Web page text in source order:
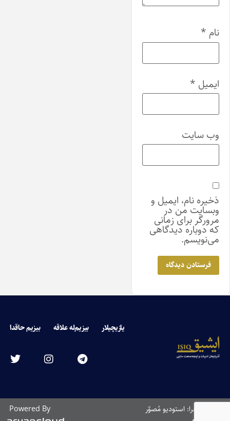
نام *
ایمیل *
وب‌ سایت
ذخیره نام، ایمیل و
وبسایت من در
مرورگر برای زمانی
که دوباره دیدگاهی
می‌نویسم.
یازیچیلار بیزیم‌له علاقه بیزیم حاقدا
طراحی و اجرا: استودیو مُصوّر Powered By